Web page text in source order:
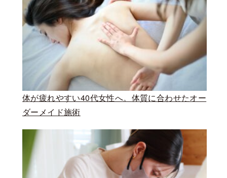
体が疲れやすい40代女性へ。体質に合わせたオー
ダーメイド施術